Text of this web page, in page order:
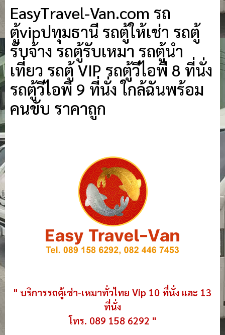
EasyTravel-Van.com รถ
ตู้vipปทุมธานี รถตู้ให้เช่า รถตู้
รับจ้าง รถตู้รับเหมา รถตู้นำ
เที่ยว รถตู้ VIP รถตู้วีไอพี 8 ที่นั่ง
รถตู้วีไอพี 9 ที่นั่ง ใกล้ฉันพร้อม
คนขับ ราคาถูก
" บริการรถตู้เช่า-เหมาทั่วไทย Vip 10 ที่นั่ง และ 13
ที่นั่ง
โทร. 089 158 6292 "